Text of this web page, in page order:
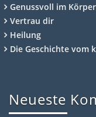
Genussvoll im Körper
Vertrau dir
Heilung
Die Geschichte vom
Neueste